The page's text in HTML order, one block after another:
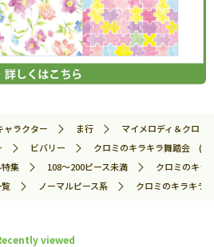
ャラクター ま行
マイメロディ＆クロミ
ビバリー
クロミのキラキラ舞踏会 (
集 108～200ピース未満
クロミのキ
ノーマルピース系 クロミのキラキ
viewed